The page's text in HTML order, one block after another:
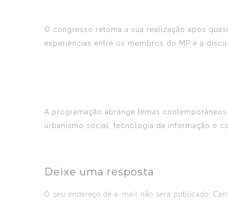
O congresso retoma a sua realização após
experiências entre os membros do MP e a
A programação abrange temas
urbanismo social, tecnologia da informação e
Deixe uma resposta
O seu endereço de e-mail não será publicado.